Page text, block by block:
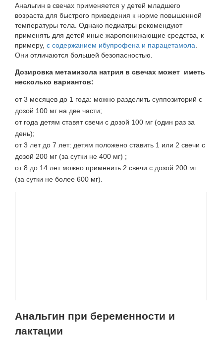
Анальгин в свечах применяется у детей младшего
возраста для быстрого приведения к норме повышенной
температуры тела. Однако педиатры рекомендуют
применять для детей иные жаропонижающие средства, к
примеру, с содержанием ибупрофена и парацетамола
Они отличаются большей безопасностью.
Дозировка метамизола натрия в свечах может иметь
несколько вариантов:
от 3 месяцев до 1 года: можно разделить суппозиторий с
дозой 100 мг на две части;
от года детям ставят свечи с дозой 100 мг (один раз за
день);
от 3 лет до 7 лет: детям положено ставить 1 или 2 свечи с
дозой 200 мг (за сутки не 400 мг) ;
от 8 до 14 лет можно применить 2 свечи с дозой 200 мг
(за сутки не более 600 мг).
Анальгин при беременности и
лактации